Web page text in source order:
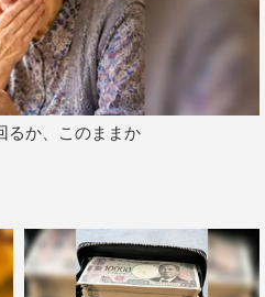
るか、このままか